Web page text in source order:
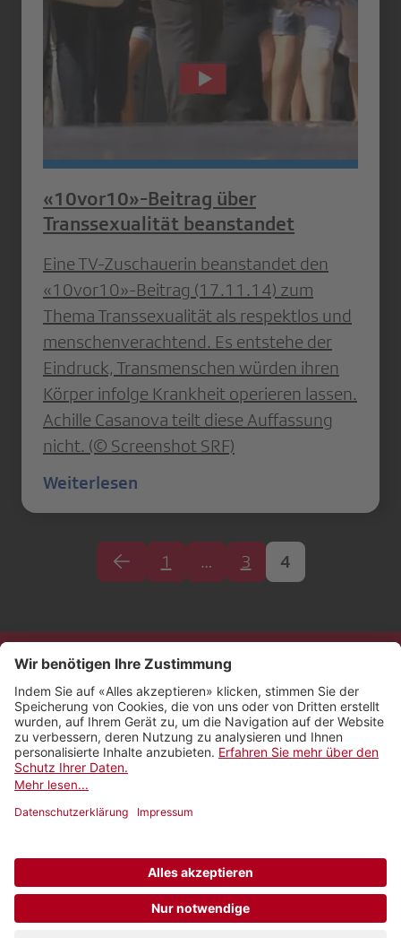
«10vor10»-Beitrag über
Transsexualität beanstandet
Eine TV-Zuschauerin beanstandet den
«10vor10»-Beitrag (17.11.14) zum
Thema Transsexualität als respektlos und
menschenverachtend. Es entstehe der
Eindruck, Transmenschen würden ihren
Körper infolge Krankheit operieren lassen.
Achille Casanova teilt diese Auffassung
nicht. (© Screenshot SRF)
Weiterlesen
1 … 3 4
Kontakt
Impressum
Rechtliches
Netiquette
Newsletter abonnieren